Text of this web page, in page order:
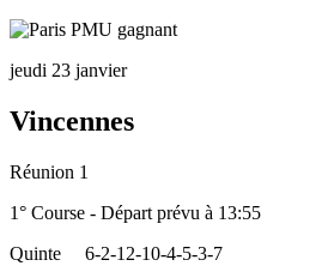
jeudi 23 janvier
Vincennes
Réunion 1
1° Course - Départ prévu à 13:55
Quinte
6-2-12-10-4-5-3-7